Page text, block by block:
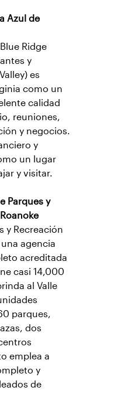
Azul de
Ridge
y
es
como un
calidad
reuniones,
y negocios.
y
un lugar
y visitar.
Parques y
y Recreación
agencia
acreditada
casi 14,000
al Valle
parques,
dos
emplea a
y
de